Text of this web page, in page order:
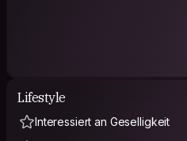
Lifestyle
Interessiert an Geselligkeit